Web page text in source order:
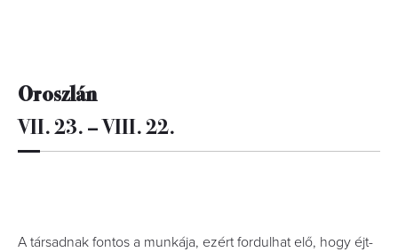
Oroszlán
VII. 23. – VIII. 22.
A társadnak fontos a munkája, ezért fordulhat elő, hogy éjt-